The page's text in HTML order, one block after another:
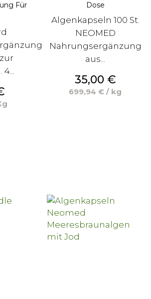
Für
Dose
Algenkapseln 100 St.
NEOMED
Nahrungsergänzung
aus...
Preis
35,00 €
699,94 € / kg